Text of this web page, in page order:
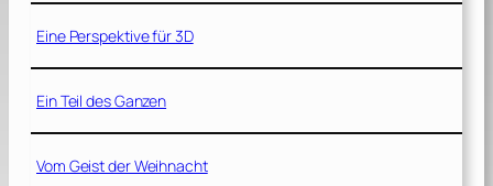
Eine Perspektive für 3D
Ein Teil des Ganzen
Vom Geist der Weihnacht